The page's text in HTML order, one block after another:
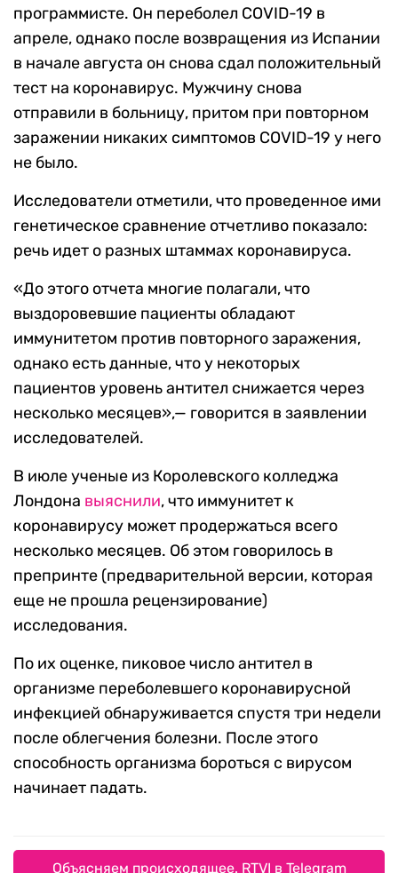
программисте. Он переболел COVID-19 в
апреле, однако после возвращения из Испании
в начале августа он снова сдал положительный
тест на коронавирус. Мужчину снова
отправили в больницу, притом при повторном
заражении никаких симптомов COVID-19 у него
не было.
Исследователи отметили, что проведенное ими
генетическое сравнение отчетливо показало:
речь идет о разных штаммах коронавируса.
«До этого отчета многие полагали, что
выздоровевшие пациенты обладают
иммунитетом против повторного заражения,
однако есть данные, что у некоторых
пациентов уровень антител снижается через
несколько месяцев»,— говорится в заявлении
исследователей.
В июле ученые из Королевского колледжа
Лондона выяснили, что иммунитет к
коронавирусу может продержаться всего
несколько месяцев. Об этом говорилось в
препринте (предварительной версии, которая
еще не прошла рецензирование)
исследования.
По их оценке, пиковое число антител в
организме переболевшего коронавирусной
инфекцией обнаруживается спустя три недели
после облегчения болезни. После этого
способность организма бороться с вирусом
начинает падать.
Объясняем происходящее. RTVI в Telegram